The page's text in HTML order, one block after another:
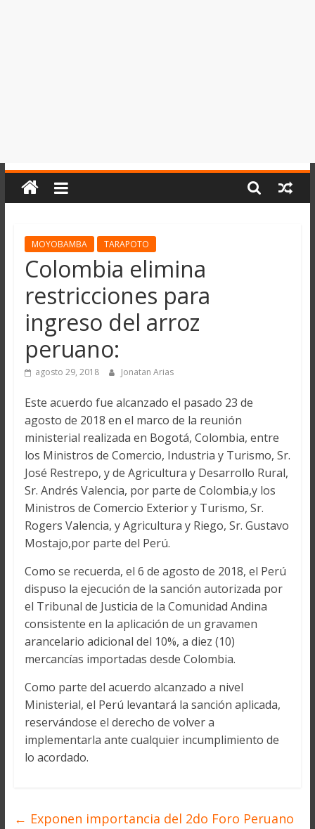
MOYOBAMBA TARAPOTO
Colombia elimina
restricciones para
ingreso del arroz
peruano:
agosto 29, 2018 Jonatan Arias
Este acuerdo fue alcanzado el pasado 23 de
agosto de 2018 en el marco de la reunión
ministerial realizada en Bogotá, Colombia, entre
los Ministros de Comercio, Industria y Turismo, Sr.
José Restrepo, y de Agricultura y Desarrollo Rural,
Sr. Andrés Valencia, por parte de Colombia,y los
Ministros de Comercio Exterior y Turismo, Sr.
Rogers Valencia, y Agricultura y Riego, Sr. Gustavo
Mostajo,por parte del Perú.
Como se recuerda, el 6 de agosto de 2018, el Perú
dispuso la ejecución de la sanción autorizada por
el Tribunal de Justicia de la Comunidad Andina
consistente en la aplicación de un gravamen
arancelario adicional del 10%, a diez (10)
mercancías importadas desde Colombia.
Como parte del acuerdo alcanzado a nivel
Ministerial, el Perú levantará la sanción aplicada,
reservándose el derecho de volver a
implementarla ante cualquier incumplimiento de
lo acordado.
← Exponen importancia del 2do Foro Peruano